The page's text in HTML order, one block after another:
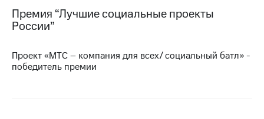
Регистратор
Реквизиты
развитие
деловая этика
На главную
Премия “Лучшие социальные проекты
России”
Проект «МТС – компания для всех/ социальный батл» -
победитель премии